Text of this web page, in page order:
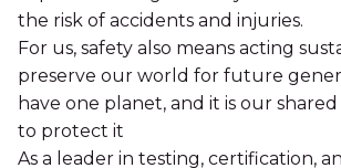
the risk of accidents and injuries.
For us, safety also means acting
preserve our world for future
have one planet, and it is our
to protect it
As a leader in testing, certification,